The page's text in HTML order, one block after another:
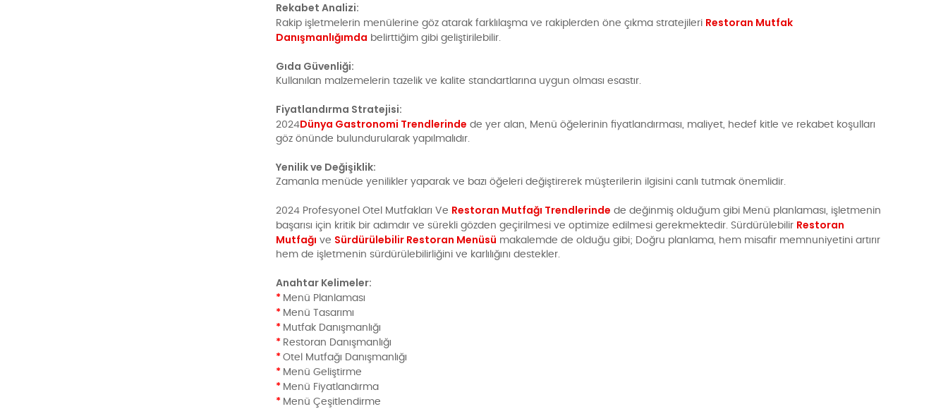
Rekabet Analizi:
Rakip işletmelerin menülerine göz atarak farklılaşma ve rakiplerden öne çıkma stratejileri Restoran Mutfak
Danışmanlığımda belirttiğim gibi geliştirilebilir.
Gıda Güvenliği:
Kullanılan malzemelerin tazelik ve kalite standartlarına uygun olması esastır.
Fiyatlandırma Stratejisi:
2024Dünya Gastronomi Trendlerinde de yer alan, Menü öğelerinin fiyatlandırması, maliyet, hedef kitle ve rekabet koşulları
göz önünde bulundurularak yapılmalıdır.
Yenilik ve Değişiklik:
Zamanla menüde yenilikler yaparak ve bazı öğeleri değiştirerek müşterilerin ilgisini canlı tutmak önemlidir.
2024 Profesyonel Otel Mutfakları Ve Restoran Mutfağı Trendlerinde de değinmiş olduğum gibi Menü planlaması, işletmenin
başarısı için kritik bir adımdır ve sürekli gözden geçirilmesi ve optimize edilmesi gerekmektedir. Sürdürülebilir Restoran
Mutfağı ve Sürdürülebilir Restoran Menüsü makalemde de olduğu gibi; Doğru planlama, hem misafir memnuniyetini artırır
hem de işletmenin sürdürülebilirliğini ve karlılığını destekler.
Anahtar Kelimeler:
* Menü Planlaması
* Menü Tasarımı
* Mutfak Danışmanlığı
* Restoran Danışmanlığı
* Otel Mutfağı Danışmanlığı
* Menü Geliştirme
* Menü Fiyatlandırma
* Menü Çeşitlendirme